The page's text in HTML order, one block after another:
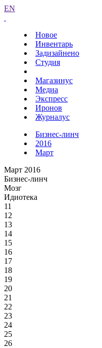
EN
Новое
Инвентарь
Задизайнено
Студия
Магазинус
Медиа
Экспресс
Иронов
Журналус
Бизнес-линч
2016
Март
Март 2016
Бизнес-линч
Мозг
Идиотека
11
12
13
14
15
16
17
18
19
20
21
22
23
24
25
26